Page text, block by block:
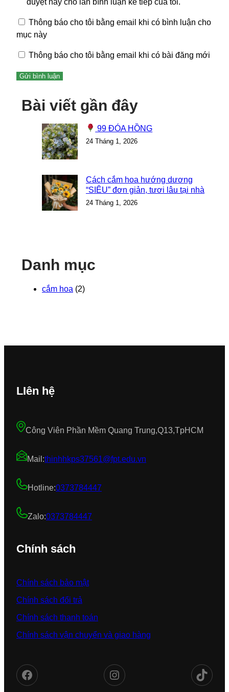
Thông báo cho tôi bằng email khi có bình luận cho
mục này
Thông báo cho tôi bằng email khi có bài đăng mới
Bài viết gần đây
99 ĐÓA HỒNG
24 Tháng 1, 2026
Cách cắm hoa hướng dương
“SIÊU” đơn giản, tươi lâu tại nhà
24 Tháng 1, 2026
Danh mục
cắm hoa (2)
LIên hệ
Công Viên Phần Mềm Quang Trung,Q13,TpHCM
Mail:thinhhkps37561@fpt.edu.vn
Hotline:0373784447
Zalo:0373784447
Chính sách
Chính sách bảo mật
Chính sách đổi trả
Chính sách thanh toán
Chính sách vận chuyển và giao hàng
Facebook Instagram TikTok